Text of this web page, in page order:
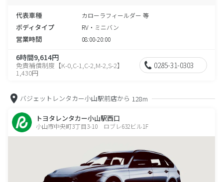
代表車種 カローラフィールダー 等
ボディタイプ RV・ミニバン
営業時間 08:00-20:00
6時間9,614円
免責補償制度【K-0,C-1,C-2,M-2,S-2】
1,430円
0285-31-0303
バジェットレンタカー小山駅前店から 128m
トヨタレンタカー小山駅西口
小山市中央町3丁目3-10 ロブレ632ビル1F